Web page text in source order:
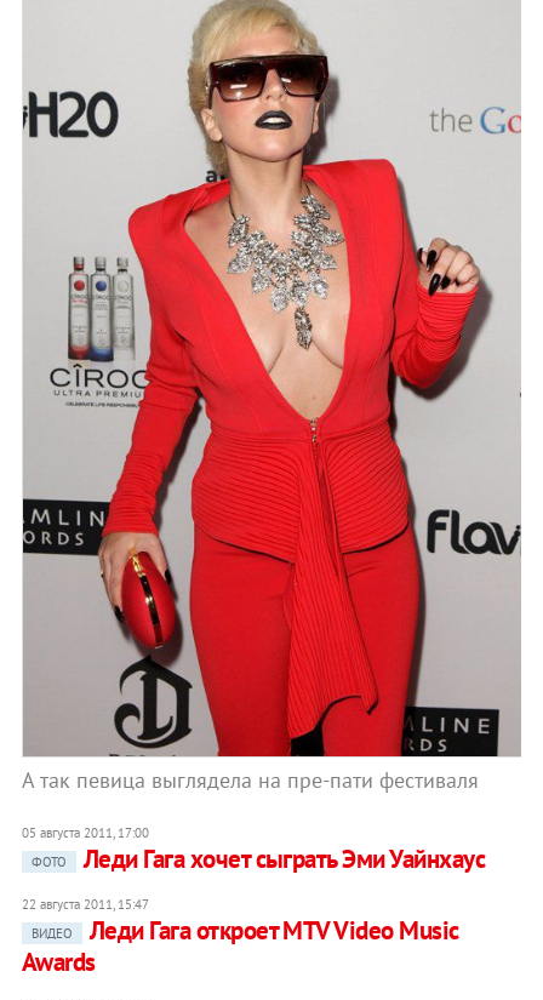
А так певица выглядела на пре-пати фестиваля
05 августа 2011, 17:00
ФОТО
Леди Гага хочет сыграть Эми Уайнхаус
22 августа 2011, 15:47
ВИДЕО
Леди Гага откроет MTV Video Music
Awards